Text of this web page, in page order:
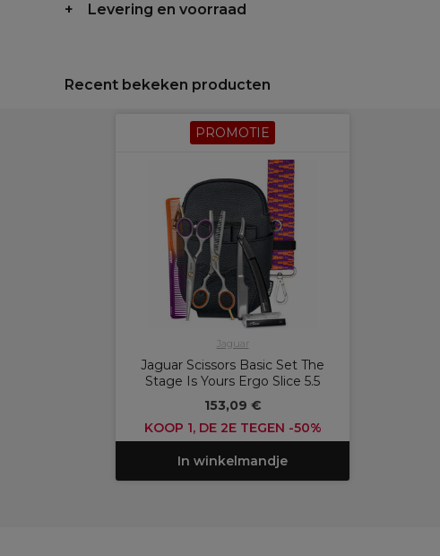
Levering en voorraad
Recent bekeken producten
PROMOTIE
Jaguar
Jaguar Scissors Basic Set The
Stage Is Yours Ergo Slice 5.5
153,09 €
KOOP 1, DE 2E TEGEN -50%
In winkelmandje